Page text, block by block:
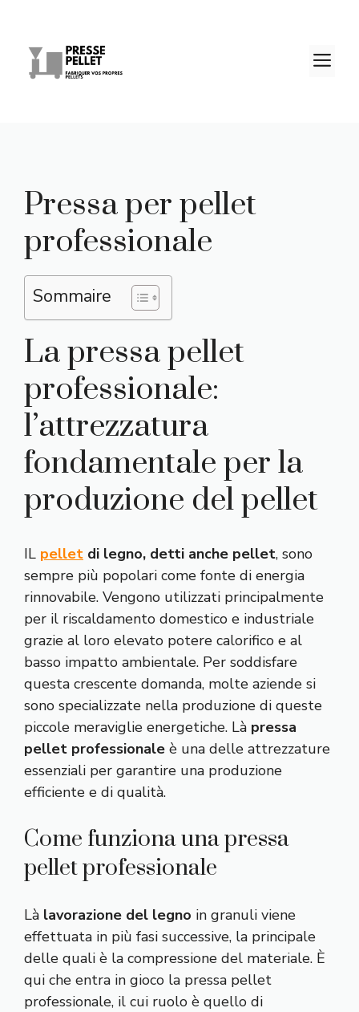
contenuto
Pressa per pellet
professionale
Sommaire
La pressa pellet
professionale:
l’attrezzatura
fondamentale per la
produzione del pellet
IL pellet di legno, detti anche pellet, sono
sempre più popolari come fonte di energia
rinnovabile. Vengono utilizzati principalmente
per il riscaldamento domestico e industriale
grazie al loro elevato potere calorifico e al
basso impatto ambientale. Per soddisfare
questa crescente domanda, molte aziende si
sono specializzate nella produzione di queste
piccole meraviglie energetiche. Là pressa
pellet professionale è una delle attrezzature
essenziali per garantire una produzione
efficiente e di qualità.
Come funziona una pressa
pellet professionale
Là lavorazione del legno in granuli viene
effettuata in più fasi successive, la principale
delle quali è la compressione del materiale. È
qui che entra in gioco la pressa pellet
professionale, il cui ruolo è quello di